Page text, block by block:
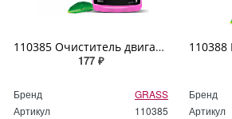
110385 Очиститель двигателя GRASS "Engine Cleaner" 600мл
177 ₽
Бренд
GRASS
Артикул
110385
Бренд
Артикул